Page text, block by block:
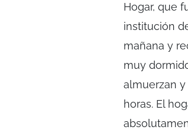
Hogar, que
institución
mañana y
muy
almuerzan y
horas. El